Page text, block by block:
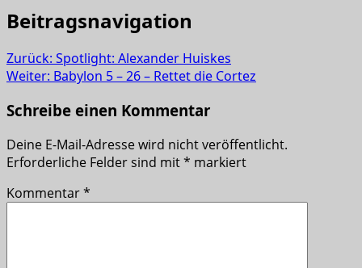
Beitragsnavigation
Zurück: Spotlight: Alexander Huiskes
Weiter: Babylon 5 – 26 – Rettet die Cortez
Schreibe einen Kommentar
Deine E-Mail-Adresse wird nicht veröffentlicht.
Erforderliche Felder sind mit* markiert
Kommentar*